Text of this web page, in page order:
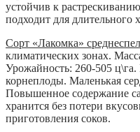
устойчив к
подходит для длительного
Сорт «Лакомка»
климатических зонах.
Урожайность: 260-505
корнеплоды. Маленькая
Повышенное содержание
хранится без потери
приготовления соков.